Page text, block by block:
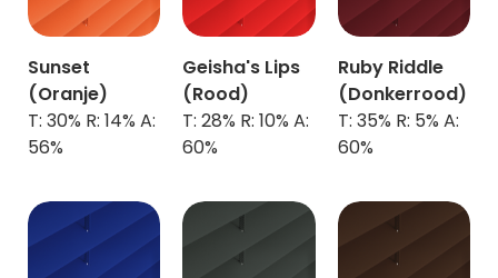
Sunset
(Oranje)
T: 30% R: 14% A:
56%
Geisha's Lips
(Rood)
T: 28% R: 10% A:
60%
Ruby Riddle
(Donkerrood)
T: 35% R: 5% A:
60%